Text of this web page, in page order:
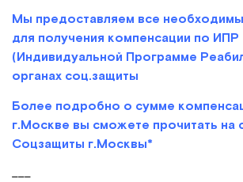
Мы предоставляем все
для получения компенсации по ИПР
(Индивидуальной Программе
органах соц.защиты
Более подробно о сумме
г.Москве вы сможете прочитать на
Соцзащиты г.Москвы*
___